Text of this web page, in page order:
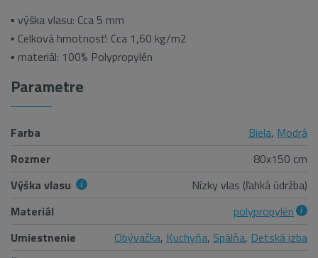
▪ výška vlasu: Cca 5 mm
▪ Celková hmotnosť: Cca 1,60 kg/m2
▪ materiál: 100% Polypropylén
Parametre
Farba Biela, Modrá
Rozmer
80x150 cm
Výška vlasu
Nízky vlas (ľahká údržba)
Materiál
polypropylén
Umiestnenie
Obývačka, Kuchyňa, Spálňa, Detská izba